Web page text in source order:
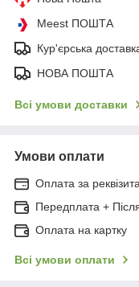
Meest ПОШТА
Кур'єрська
НОВА ПОШТА
Всі умови доставки
Умови оплати
Оплата за
Передплата +
Оплата на картку
Всі умови оплати